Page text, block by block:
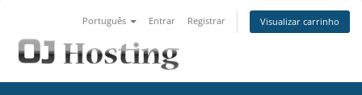
Português Entrar Registrar Visualizar carrinho